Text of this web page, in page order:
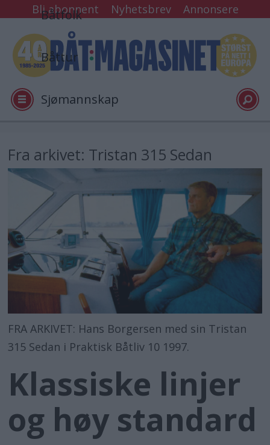
Bli abonnent Nyhetsbrev Annonsere
Båtfolk
Båttur
Sjømannskap
Arkiv
Video
Logg inn
Fra arkivet: Tristan 315 Sedan
FRA ARKIVET: Hans Borgersen med sin Tristan
315 Sedan i Praktisk Båtliv 10 1997.
Klassiske linjer
og høy standard